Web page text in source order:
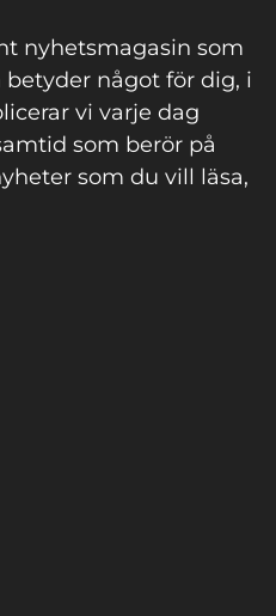
nyhetsmagasin som
något för dig, i
vi varje dag
som berör på
som du vill läsa,